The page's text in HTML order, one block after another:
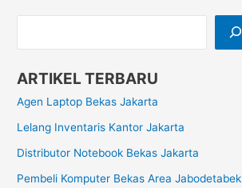
ARTIKEL TERBARU
Agen Laptop Bekas Jakarta
Lelang Inventaris Kantor Jakarta
Distributor Notebook Bekas Jakarta
Pembeli Komputer Bekas Area Jabodetabek